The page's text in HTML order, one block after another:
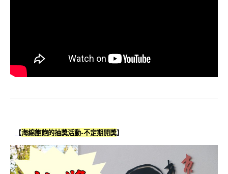
【海綿飽飽的抽獎活動-不定期開獎】